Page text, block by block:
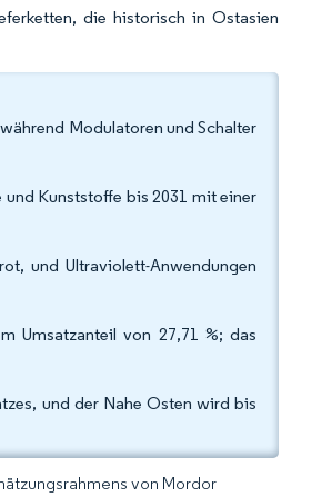
die historisch in Ostasien
Modulatoren und Schalter
und Kunststoffe bis 2031 mit einer
und Ultraviolett-Anwendungen
Umsatzanteil von 27,71 %; das
und der Nahe Osten wird bis
von Mordor